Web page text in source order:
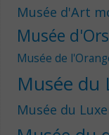
Musée d'Art
Musée
Musée de
Musée du
Musée du